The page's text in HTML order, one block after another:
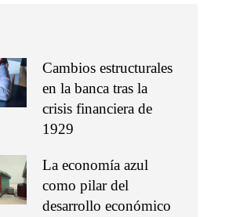
Cambios estructurales
en la banca tras la
crisis financiera de
1929
La economía azul
como pilar del
desarrollo económico